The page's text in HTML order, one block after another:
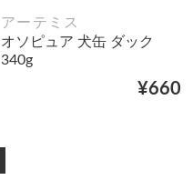
アーテミス
オソピュア 犬缶 ダック
340g
¥660